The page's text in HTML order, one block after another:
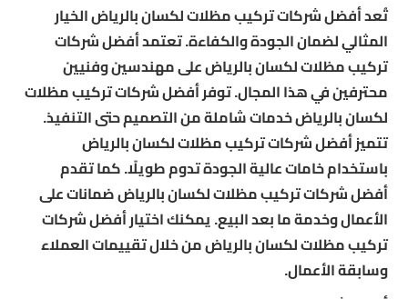
تُعد أفضل شركات تركيب مظلات لكسان بالرياض الخيار
المثالي لضمان الجودة والكفاءة. تعتمد أفضل شركات
تركيب مظلات لكسان بالرياض على مهندسين وفنيين
محترفين في هذا المجال. توفر أفضل شركات تركيب مظلات
لكسان بالرياض خدمات شاملة من التصميم حتى التنفيذ.
تتميز أفضل شركات تركيب مظلات لكسان بالرياض
باستخدام خامات عالية الجودة تدوم طويلًا. كما تقدم
أفضل شركات تركيب مظلات لكسان بالرياض ضمانات على
الأعمال وخدمة ما بعد البيع. يمكنك اختيار أفضل شركات
تركيب مظلات لكسان بالرياض من خلال تقييمات العملاء
وسابقة الأعمال.